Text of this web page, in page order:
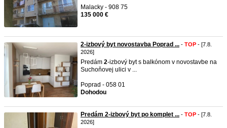
Malacky - 908 75
135 000 €
2-izbový byt novostavba Poprad ... - TOP - [7.8.
2026]
Predám 2-izbový byt s balkónom v novostavbe na
Suchoňovej ulici v ...
Poprad - 058 01
Dohodou
Predám 2-izbový byt po komplet ... - TOP - [7.8.
2026]